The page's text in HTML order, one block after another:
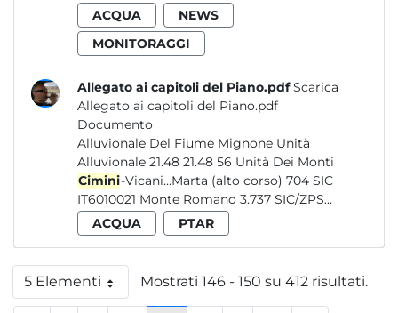
ACQUA
NEWS
MONITORAGGI
Allegato ai capitoli del Piano.pdf Scarica
Allegato ai capitoli del Piano.pdf
Documento
Alluvionale Del Fiume Mignone Unità
Alluvionale 21.48 21.48 56 Unità Dei Monti
Cimini-Vicani...Marta (alto corso) 704 SIC
IT6010021 Monte Romano 3.737 SIC/ZPS...
ACQUA
PTAR
5 ElementiPer paginaMostrati 146 - 150 su 412 risultati.